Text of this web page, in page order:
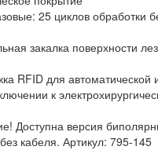
25 циклов обработки
закалка поверхности
RFID для автоматической
к
Доступна версия
кабеля. Артикул: 795-145